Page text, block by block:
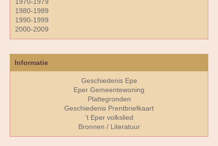
1970-1979
1980-1989
1990-1999
2000-2009
Informatie
Geschiedenis Epe
Eper Gemeentewoning
Plattegronden
Geschiedenis Prentbriefkaart
’t Eper volkslied
Bronnen / Literatuur